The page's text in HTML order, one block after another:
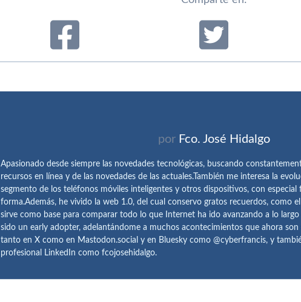
por Fco. José Hidalgo
Apasionado desde siempre las novedades tecnológicas, buscando
recursos en línea y de las novedades de las actuales.También me interesa la
segmento de los teléfonos móviles inteligentes y otros dispositivos, con
forma.Además, he vivido la web 1.0, del cual conservo gratos recuerdos, como
sirve como base para comparar todo lo que Internet ha ido avanzando a lo largo
sido un early adopter, adelantándome a muchos acontecimientos que ahora
tanto en X como en Mastodon.social y en Bluesky como @cyberfrancis, y
profesional LinkedIn como fcojosehidalgo.